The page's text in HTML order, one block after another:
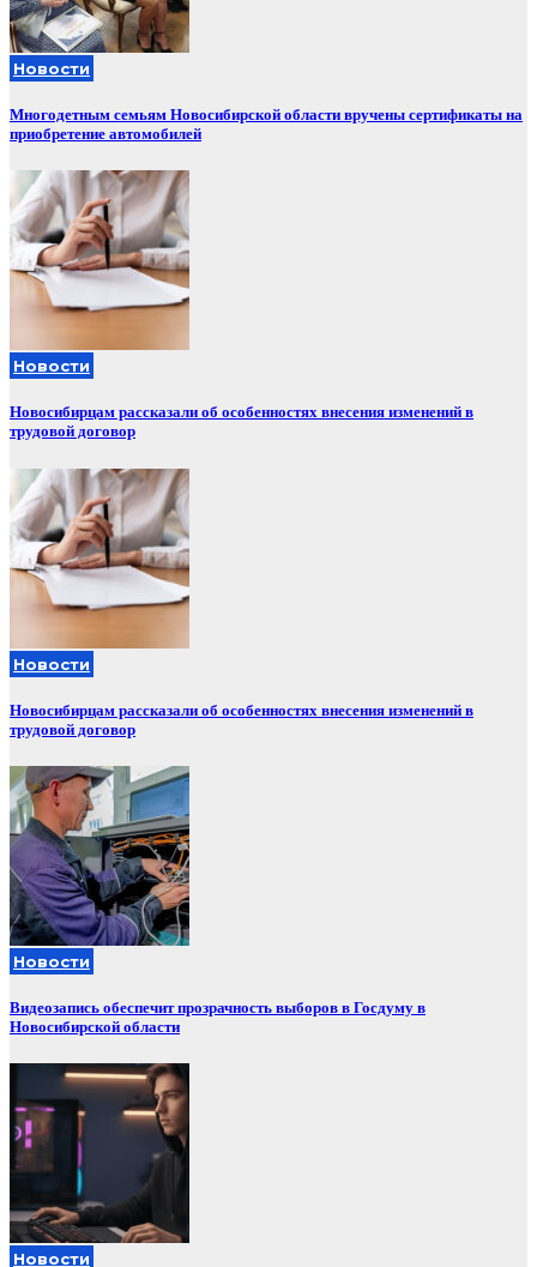
Новости
Многодетным семьям Новосибирской области вручены сертификаты на
приобретение автомобилей
Новости
Новосибирцам рассказали об особенностях внесения изменений в
трудовой договор
Новости
Новосибирцам рассказали об особенностях внесения изменений в
трудовой договор
Новости
Видеозапись обеспечит прозрачность выборов в Госдуму в
Новосибирской области
Новости